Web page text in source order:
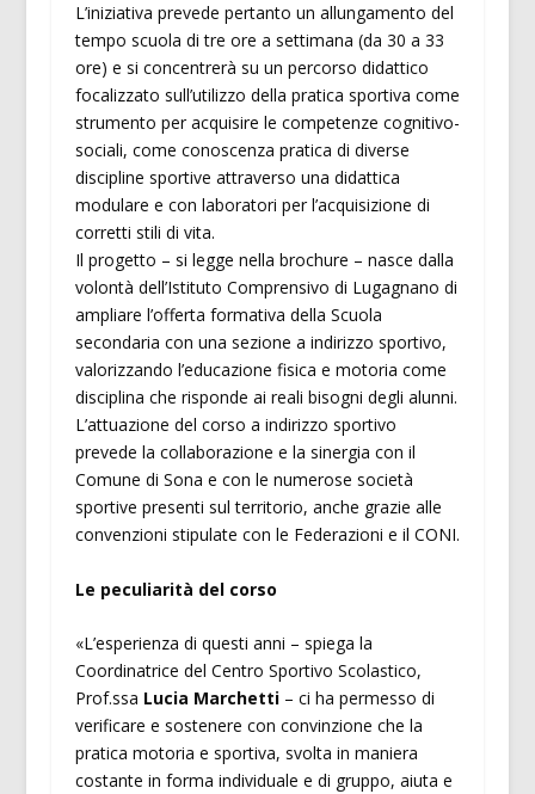
L’iniziativa prevede pertanto un allungamento del
tempo scuola di tre ore a settimana (da 30 a 33
ore) e si concentrerà su un percorso didattico
focalizzato sull’utilizzo della pratica sportiva come
strumento per acquisire le competenze cognitivo-
sociali, come conoscenza pratica di diverse
discipline sportive attraverso una didattica
modulare e con laboratori per l’acquisizione di
corretti stili di vita.
Il progetto – si legge nella brochure – nasce dalla
volontà dell’Istituto Comprensivo di Lugagnano di
ampliare l’offerta formativa della Scuola
secondaria con una sezione a indirizzo sportivo,
valorizzando l’educazione fisica e motoria come
disciplina che risponde ai reali bisogni degli alunni.
L’attuazione del corso a indirizzo sportivo
prevede la collaborazione e la sinergia con il
Comune di Sona e con le numerose società
sportive presenti sul territorio, anche grazie alle
convenzioni stipulate con le Federazioni e il CONI.
Le peculiarità del corso
«L’esperienza di questi anni – spiega la
Coordinatrice del Centro Sportivo Scolastico,
Prof.ssa Lucia Marchetti– ci ha permesso di
verificare e sostenere con convinzione che la
pratica motoria e sportiva, svolta in maniera
costante in forma individuale e di gruppo, aiuta e